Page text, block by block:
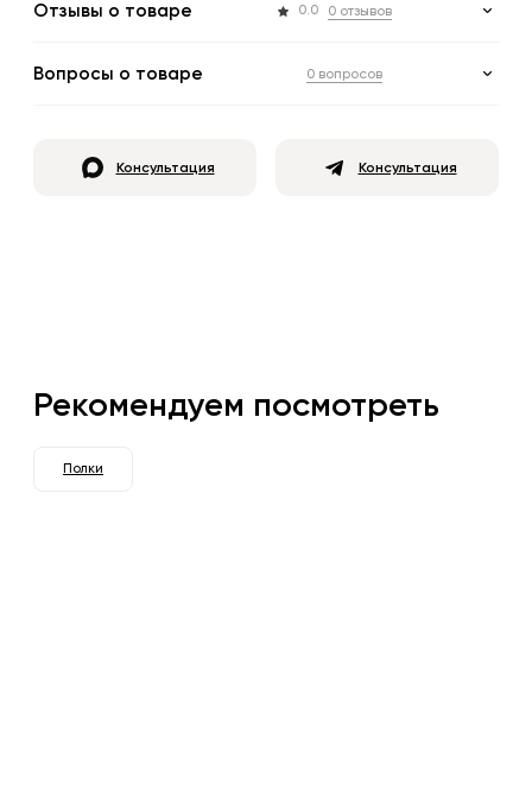
Отзывы о товаре 0.0 0 отзывов
Вопросы о товаре 0 вопросов
Консультация Консультация
Рекомендуем посмотреть
Полки